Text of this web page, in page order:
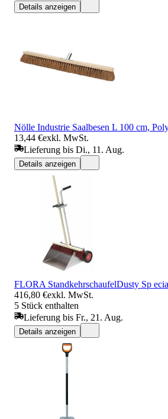
Details anzeigen
Nölle Industrie Saalbesen L 100 cm,
13,44 €exkl. MwSt.
Lieferung bis Di., 11. Aug.
Details anzeigen
FLORA StandkehrschaufelDusty Sp
416,80 €exkl. MwSt.
5 Stück enthalten
Lieferung bis Fr., 21. Aug.
Details anzeigen